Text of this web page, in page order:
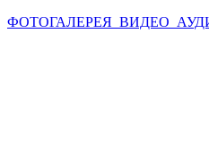
ФОТОГАЛЕРЕЯ ВИДЕО